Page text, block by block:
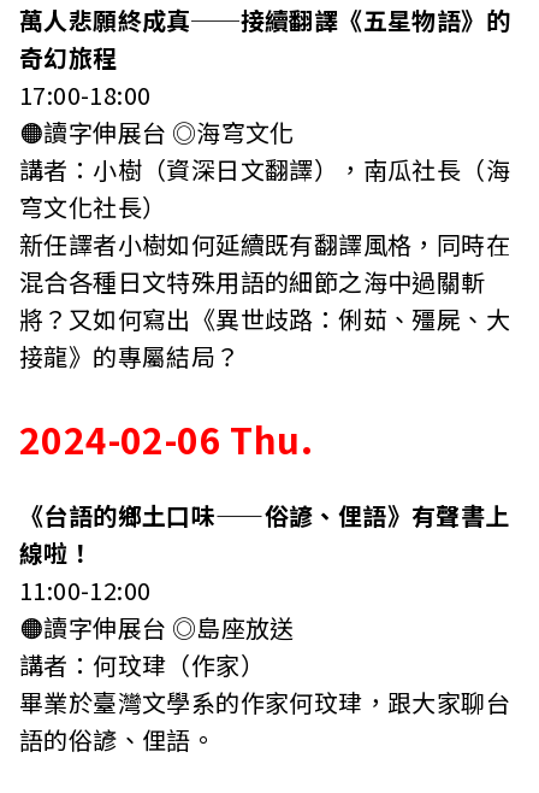
萬人悲願終成真──接續翻譯《五星物語》的
奇幻旅程
17:00-18:00
🟠讀字伸展台 ◎海穹文化
講者：小樹（資深日文翻譯），南瓜社長（海
穹文化社長）
新任譯者小樹如何延續既有翻譯風格，同時在
混合各種日文特殊用語的細節之海中過關斬
將？又如何寫出《異世歧路：俐茹、殭屍、大
接龍》的專屬結局？
2024-02-06 Thu.
《台語的鄉土口味——俗諺、俚語》有聲書上
線啦！
11:00-12:00
🟠讀字伸展台 ◎島座放送
講者：何玟珒（作家）
畢業於臺灣文學系的作家何玟珒，跟大家聊台
語的俗諺、俚語。